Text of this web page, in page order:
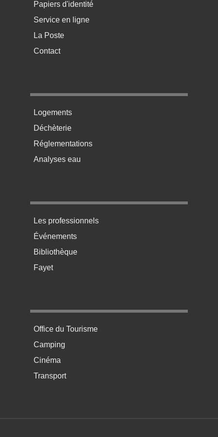
Papiers d'identité
Service en ligne
La Poste
Contact
Menu pratique bas de page 2
Logements
Déchèterie
Réglementations
Analyses eau
Menu pratique bas de page 3
Les professionnels
Événements
Bibliothèque
Fayet
Menu pratique bas de page 4
Office du Tourisme
Camping
Cinéma
Transport